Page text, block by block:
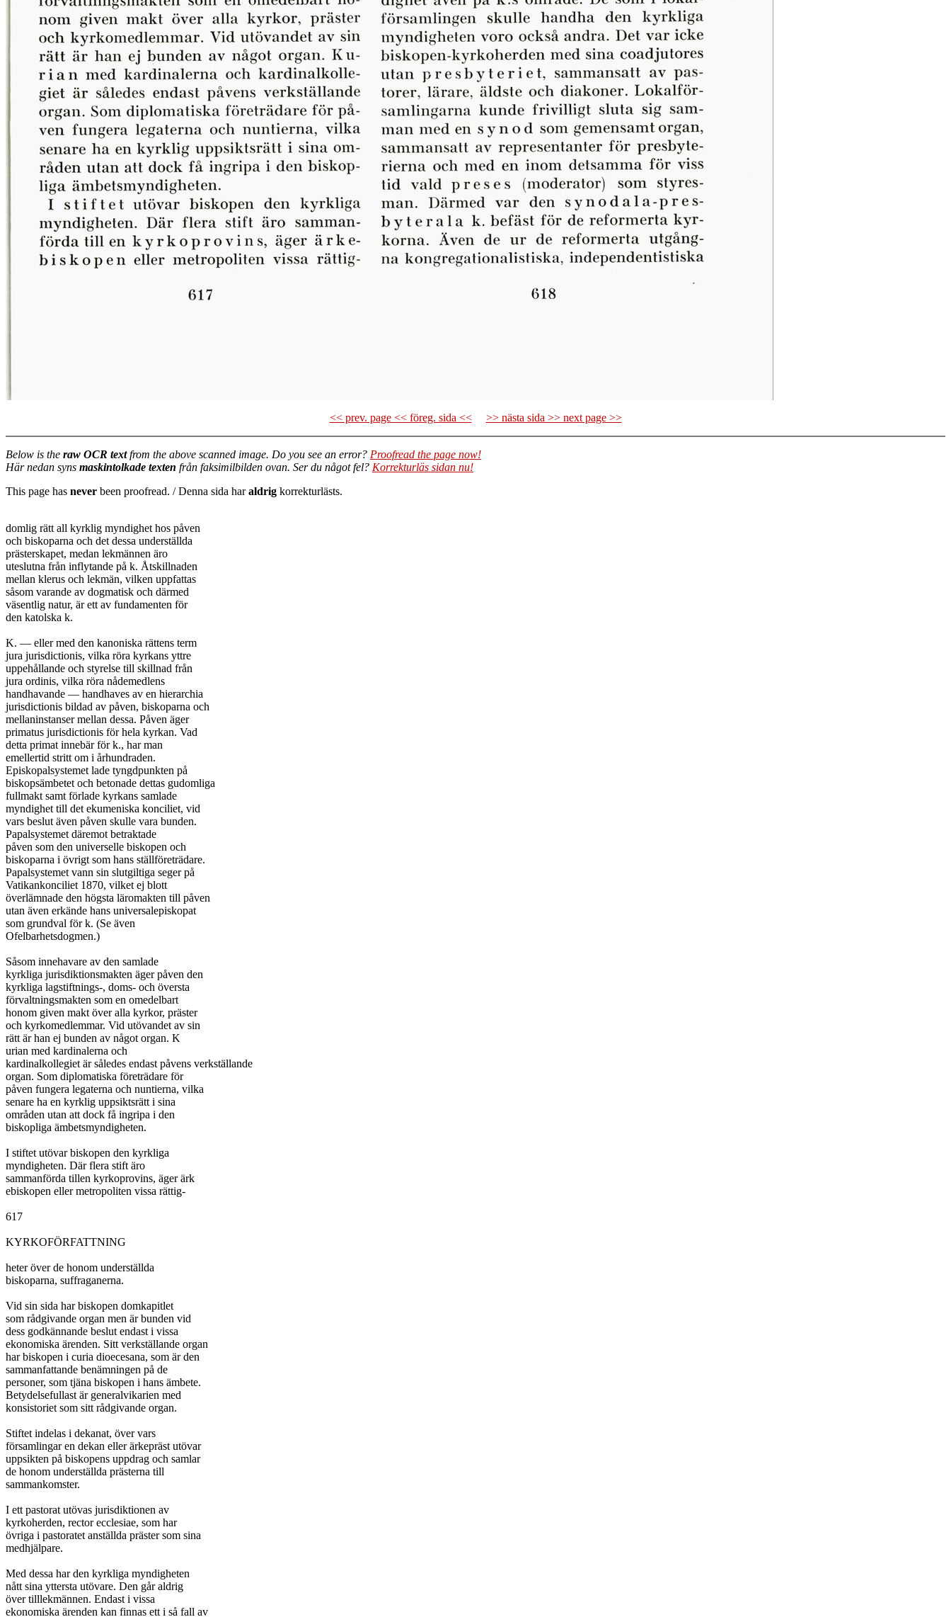
<< prev. page << föreg. sida << >> nästa sida >> next page >>
Below is the raw OCR textfrom the above scanned image. Do you see an error? Proofread the page now!
Här nedan syns maskintolkade texten från faksimilbilden ovan. Ser du något fel? Korrekturläs sidan nu!
This page has never been proofread. / Denna sida haraldrig korrekturlästs.
domlig rätt all kyrklig myndighet hos påven
och biskoparna och det dessa underställda
prästerskapet, medan lekmännen äro
uteslutna från inflytande på k. Åtskillnaden
mellan klerus och lekmän, vilken uppfattas
såsom varande av dogmatisk och därmed
väsentlig natur, är ett av fundamenten för
den katolska k.
K. — eller med den kanoniska rättens term
jura jurisdictionis, vilka röra kyrkans yttre
uppehållande och styrelse till skillnad från
jura ordinis, vilka röra nådemedlens
handhavande — handhaves av en hierarchia
jurisdictionis bildad av påven, biskoparna och
mellaninstanser mellan dessa. Påven äger
primatus jurisdictionis för hela kyrkan. Vad
detta primat innebär för k., har man
emellertid stritt om i århundraden.
Episkopalsystemet lade tyngdpunkten på
biskopsämbetet och betonade dettas gudomliga
fullmakt samt förlade kyrkans samlade
myndighet till det ekumeniska konciliet, vid
vars beslut även påven skulle vara bunden.
Papalsystemet däremot betraktade
påven som den universelle biskopen och
biskoparna i övrigt som hans ställföreträdare.
Papalsystemet vann sin slutgiltiga seger på
Vatikankonciliet 1870, vilket ej blott
överlämnade den högsta läromakten till påven
utan även erkände hans universalepiskopat
som grundval för k. (Se även
Ofelbarhetsdogmen.)
Såsom innehavare av den samlade
kyrkliga jurisdiktionsmakten äger påven den
kyrkliga lagstiftnings-, doms- och översta
förvaltningsmakten som en omedelbart
honom given makt över alla kyrkor, präster
och kyrkomedlemmar. Vid utövandet av sin
rätt är han ej bunden av något organ. K
urian med kardinalerna och
kardinalkollegiet är således endast påvens verkställande
organ. Som diplomatiska företrädare för
påven fungera legaterna och nuntierna, vilka
senare ha en kyrklig uppsiktsrätt i sina
områden utan att dock få ingripa i den
biskopliga ämbetsmyndigheten.
I stiftet utövar biskopen den kyrkliga
myndigheten. Där flera stift äro
sammanförda tillen kyrkoprovins, äger ärk
ebiskopen eller metropoliten vissa rättig-
617
KYRKOFÖRFATTNING
heter över de honom underställda
biskoparna, suffraganerna.
Vid sin sida har biskopen domkapitlet
som rådgivande organ men är bunden vid
dess godkännande beslut endast i vissa
ekonomiska ärenden. Sitt verkställande organ
har biskopen i curia dioecesana, som är den
sammanfattande benämningen på de
personer, som tjäna biskopen i hans ämbete.
Betydelsefullast är generalvikarien med
konsistoriet som sitt rådgivande organ.
Stiftet indelas i dekanat, över vars
församlingar en dekan eller ärkepräst utövar
uppsikten på biskopens uppdrag och samlar
de honom underställda prästerna till
sammankomster.
I ett pastorat utövas jurisdiktionen av
kyrkoherden, rector ecclesiae, som har
övriga i pastoratet anställda präster som sina
medhjälpare.
Med dessa har den kyrkliga myndigheten
nått sina yttersta utövare. Den går aldrig
över tilllekmännen. Endast i vissa
ekonomiska ärenden kan finnas ett i så fall av